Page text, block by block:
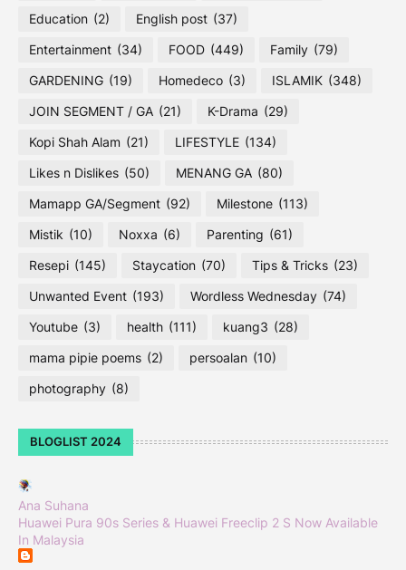
Education (2) English post (37)
Entertainment (34) FOOD (449) Family (79)
GARDENING (19) Homedeco (3) ISLAMIK (348)
JOIN SEGMENT / GA (21) K-Drama (29)
Kopi Shah Alam (21) LIFESTYLE (134)
Likes n Dislikes (50) MENANG GA (80)
Mamapp GA/Segment (92) Milestone (113)
Mistik (10) Noxxa (6) Parenting (61)
Resepi (145) Staycation (70) Tips & Tricks (23)
Unwanted Event (193) Wordless Wednesday (74)
Youtube (3) health (111) kuang3 (28)
mama pipie poems (2) persoalan (10)
photography (8)
BLOGLIST 2024
Ana Suhana
Huawei Pura 90s Series & Huawei Freeclip 2 S Now Available
In Malaysia